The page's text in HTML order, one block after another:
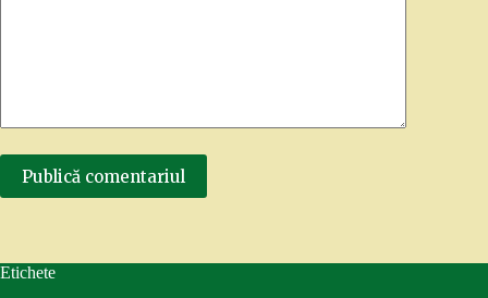
Publică comentariul
Etichete